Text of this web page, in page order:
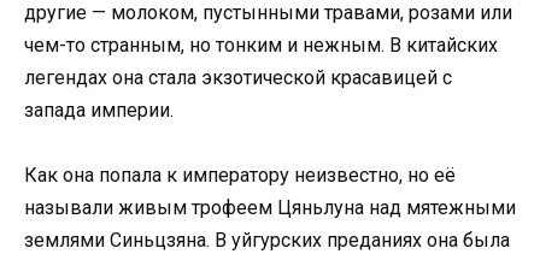
другие — молоком, пустынными травами, розами или
чем-то странным, но тонким и нежным. В китайских
легендах она стала экзотической красавицей с
запада империи.
Как она попала к императору неизвестно, но её
называли живым трофеем Цяньлуна над мятежными
землями Синьцзяна. В уйгурских преданиях она была